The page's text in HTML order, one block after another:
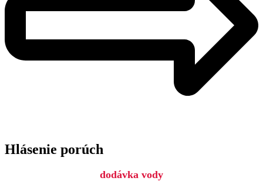
Hlásenie porúch
dodávka vody